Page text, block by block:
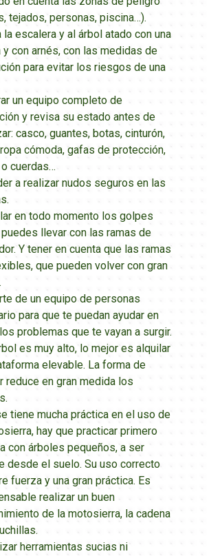
tejados, personas, piscina…).
la escalera y al árbol atado con una
y con arnés, con las medidas de
para evitar los riesgos de una
un equipo completo de
y revisa su estado antes de
casco, guantes, botas, cinturón,
cómoda, gafas de protección,
cuerdas…
a realizar nudos seguros en las
en todo momento los golpes
llevar con las ramas de
Y tener en cuenta que las ramas
que pueden volver con gran
de un equipo de personas
para que te puedan ayudar en
problemas que te vayan a surgir.
es muy alto, lo mejor es alquilar
elevable. La forma de
reduce en gran medida los
tiene mucha práctica en el uso de
hay que practicar primero
con árboles pequeños, a ser
desde el suelo. Su uso correcto
fuerza y una gran práctica. Es
realizar un buen
de la motosierra, la cadena
herramientas sucias ni